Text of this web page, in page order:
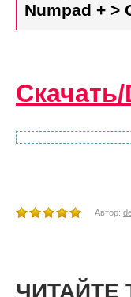
Numpad + >
Автор:
ЧИТАЙТЕ